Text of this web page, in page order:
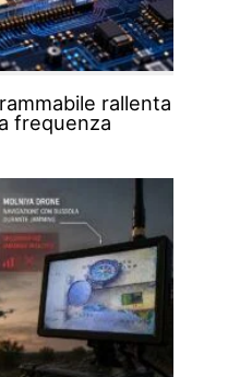
rallenta
frequenza